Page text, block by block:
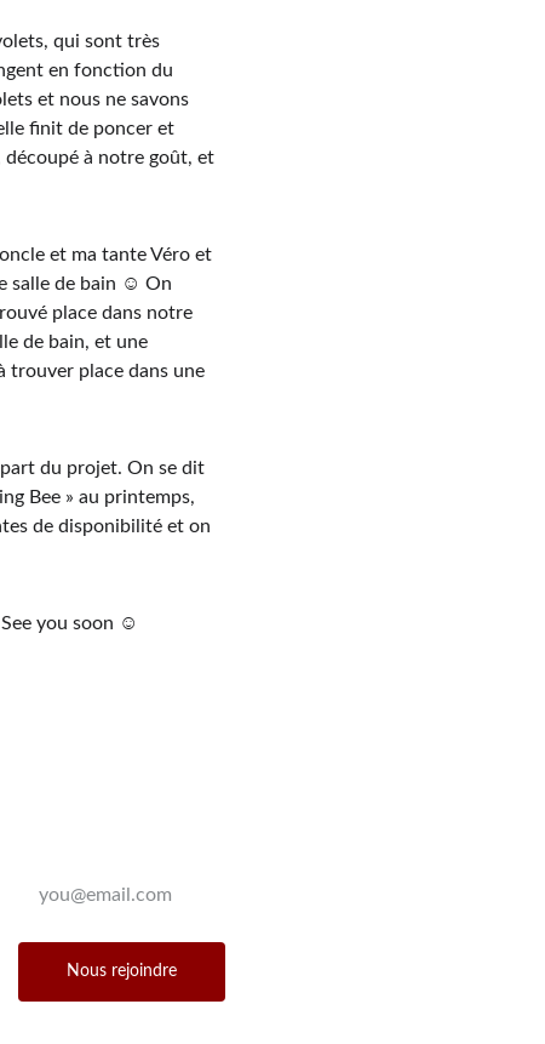
qui sont très
en fonction du
et nous ne savons
finit de poncer et
découpé à notre goût, et
et ma tante Véro et
salle de bain ☺ On
place dans notre
de bain, et une
trouver place dans une
du projet. On se dit
Bee » au printemps,
de disponibilité et on
you soon ☺
Nous rejoindre